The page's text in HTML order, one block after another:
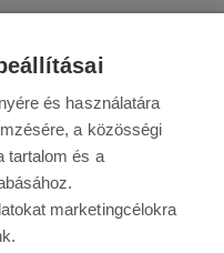
és használatára
a közösségi
tartalom és a
marketingcélokra